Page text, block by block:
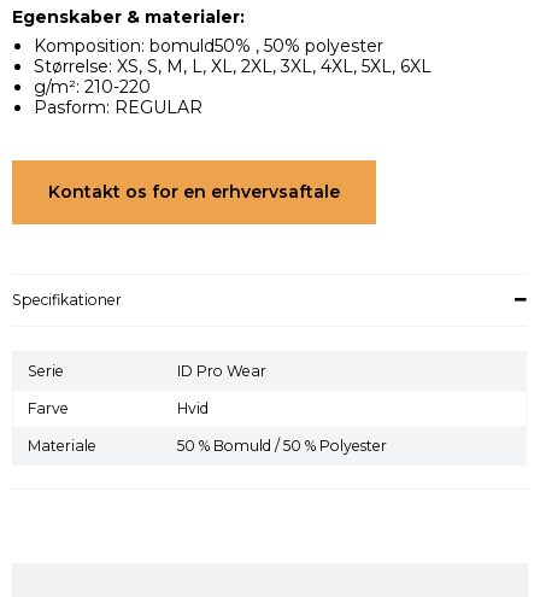
Egenskaber & materialer:
Komposition: bomuld50% , 50% polyester
Størrelse: XS, S, M, L, XL, 2XL, 3XL, 4XL, 5XL, 6XL
g/m²: 210-220
Pasform: REGULAR
Kontakt os for en erhvervsaftale
Specifikationer
Serie ID Pro Wear
Farve Hvid
Materiale 50 % Bomuld / 50 % Polyester